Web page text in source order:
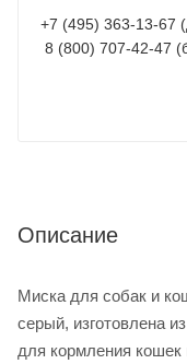
+7 (495) 363-13-67
8 (800) 707-42-47
Описание
Миска для собак и
серый, изготовлена
для кормления